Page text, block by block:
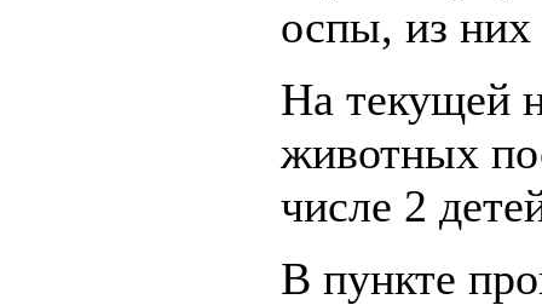
оспы, из них
На текущей
животных
числе 2
В пункте